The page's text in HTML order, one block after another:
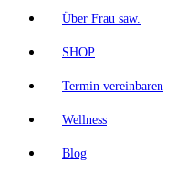
Über Frau saw.
SHOP
Termin vereinbaren
Wellness
Blog